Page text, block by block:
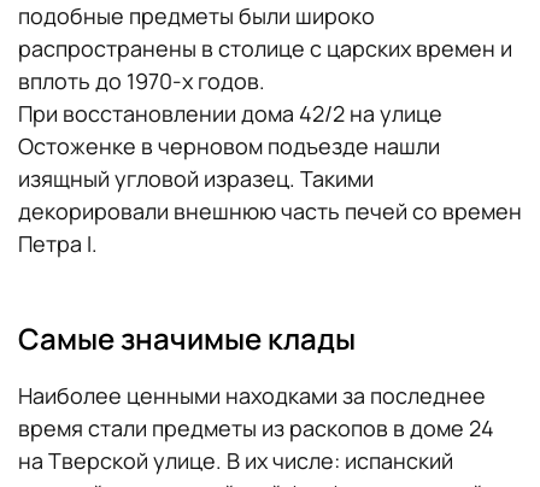
подобные предметы были широко
распространены в столице с царских времен и
вплоть до 1970-х годов.
При восстановлении дома 42/2 на улице
Остоженке в черновом подъезде нашли
изящный угловой изразец. Такими
декорировали внешнюю часть печей со времен
Петра I.
Самые значимые клады
Наиболее ценными находками за последнее
время стали предметы из раскопов в доме 24
на Тверской улице. В их числе: испанский